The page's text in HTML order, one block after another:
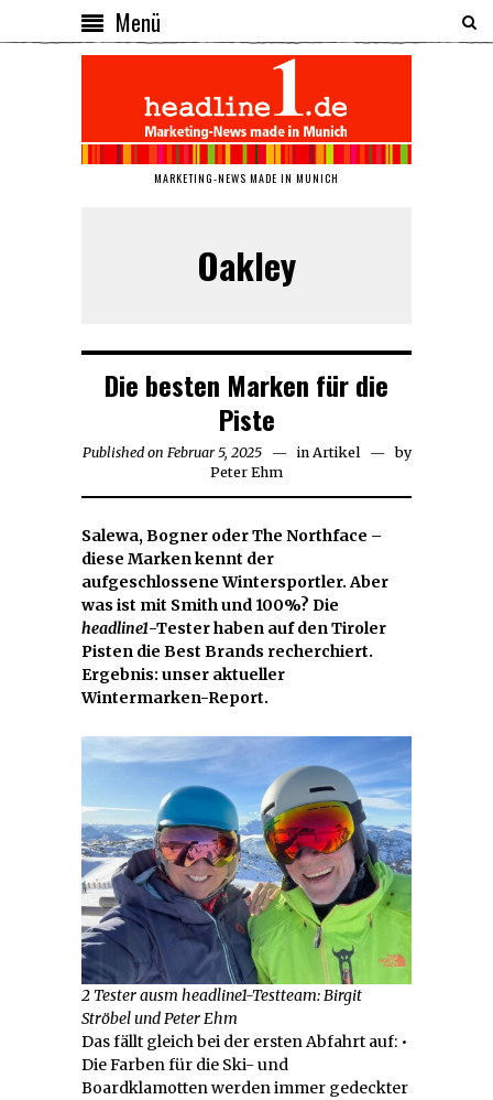
Menü
MARKETING-NEWS MADE IN MUNICH
Oakley
Die besten Marken für die
Piste
Published on Februar 5, 2025Februar
5,
2025
in Artikel
by
Peter Ehm
Salewa, Bogner oder The Northface –
diese Marken kennt der
aufgeschlossene Wintersportler. Aber
was ist mit Smith und 100%? Die
headline1-Tester haben auf den Tiroler
Pisten die Best Brands recherchiert.
Ergebnis: unser aktueller
Wintermarken-Report.
2 Tester ausm headline1-Testteam: Birgit
Ströbel und Peter Ehm
Das fällt gleich bei der ersten Abfahrt auf: •
Die Farben für die Ski- und
Boardklamotten werden immer gedeckter